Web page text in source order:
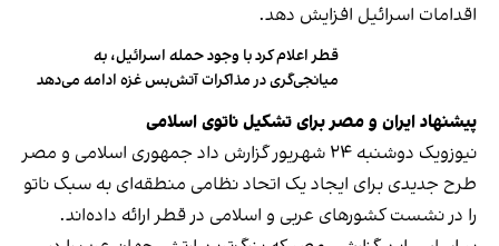
اقدامات اسرائیل افزایش دهد.
قطر اعلام کرد با وجود حمله اسرائیل، به
میانجی‌گری در مذاکرات آتش‌بس غزه ادامه می‌دهد
پیشنهاد ایران و مصر برای تشکیل ناتوی اسلامی
نیوزویک دوشنبه ۲۴ شهریور گزارش داد جمهوری اسلامی و مصر
طرح جدیدی برای ایجاد یک اتحاد نظامی منطقه‌ای به سبک ناتو
را در نشست کشورهای عربی و اسلامی در قطر ارائه داده‌اند.